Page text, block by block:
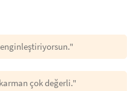
çok değerli."